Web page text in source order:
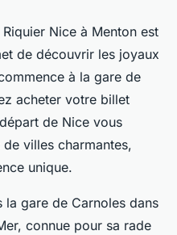
Nice à Menton est
de découvrir les joyaux
à la gare de
acheter votre billet
de Nice vous
villes charmantes,
unique.
la gare de Carnoles dans
connue pour sa rade